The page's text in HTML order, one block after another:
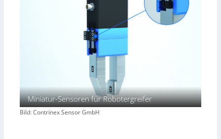
Miniatur-Sensoren für Robotergreifer
Bild: Contrinex Sensor GmbH